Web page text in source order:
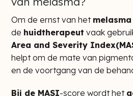
Om de ernst van het melasma
de huidtherapeut vaak
Area and Severity
helpt om de mate van
en de voortgang van de
Bij de MASI-score wordt het